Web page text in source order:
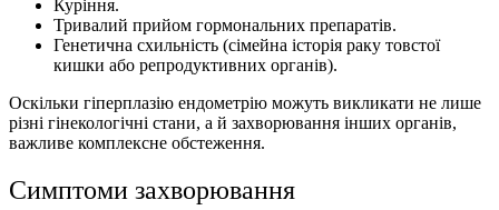
Куріння.
Тривалий прийом гормональних препаратів.
Генетична схильність (сімейна історія раку товстої
кишки або репродуктивних органів).
Оскiльки гіперплазію ендометрію можуть викликати не лише
рiзнi гiнекологiчнi стани, а й захворювання iнших органiв,
важливе комплексне обстеження.
Симптоми захворювання